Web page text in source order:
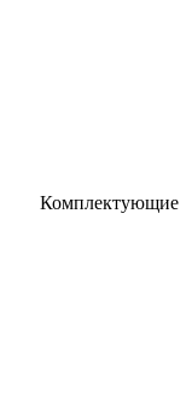
Комплектующие